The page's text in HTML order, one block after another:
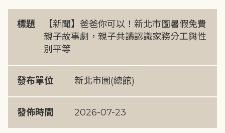
標題
【新聞】爸爸你可以！新北市圖暑假免費
親子故事劇，親子共讀認識家務分工與性
別平等
發布單位 新北市圖(總館)
發佈時間 2026-07-23